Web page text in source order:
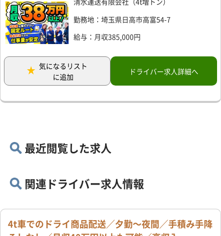
勤務地：埼玉県日高市高富54-7
給与：月収385,000円
気になるリスト
に追加
ドライバー求人詳細へ
最近閲覧した求人
関連ドライバー求人情報
4t車でのドライ商品配送／夕勤～夜間／手積み手降